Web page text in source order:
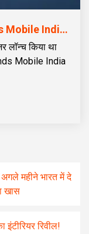
Pubg india avatar Battlegrounds Mobile India game 18 जून को हो सकता है लॉन्च
लॉन्च किया था
Mobile India
महीने भारत में दे
खास
रिवील!